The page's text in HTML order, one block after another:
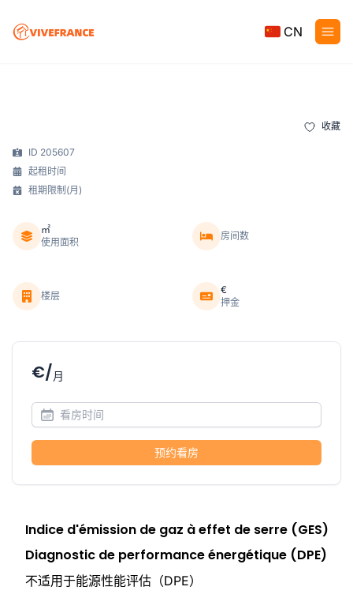
CN
收藏
ID 205607
起租时间
租期限制(月)
㎡
使用面积
房间数
楼层
€
押金
€/月
预约看房
Indice d'émission de gaz à effet de serre (GES)
Diagnostic de performance énergétique (DPE)
不适用于能源性能评估（DPE）